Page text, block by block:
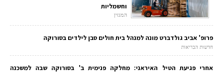
וחשמליות
המגזין
פרופ' אביב גולדברט מונה למנהל בית חולים סבן לילדים בסורוקה
חדשות הבריאות
אחרי פגיעת הטיל האיראני: מחלקה פנימית ב' בסורוקה שבה למשכנה